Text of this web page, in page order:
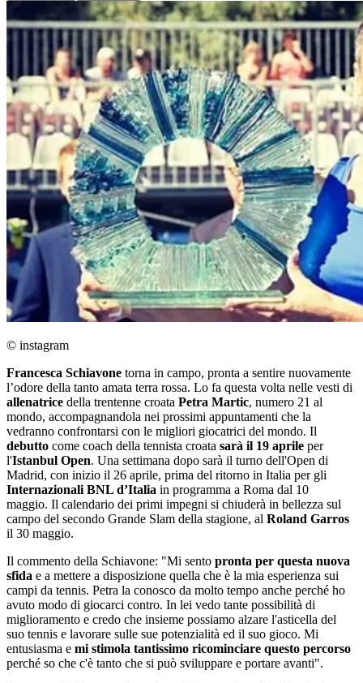
© instagram
Francesca Schiavone torna in campo, pronta a sentire nuovamente
l’odore della tanto amata terra rossa. Lo fa questa volta nelle vesti di
allenatrice della trentenne croata Petra Martic, numero 21 al
mondo, accompagnandola nei prossimi appuntamenti che la
vedranno confrontarsi con le migliori giocatrici del mondo. Il
debutto come coach della tennista croata sarà il 19 aprile per
l'Istanbul Open. Una settimana dopo sarà il turno dell'Open di
Madrid, con inizio il 26 aprile, prima del ritorno in Italia per gli
Internazionali BNL d’Italia in programma a Roma dal 10
maggio. Il calendario dei primi impegni si chiuderà in bellezza sul
campo del secondo Grande Slam della stagione, al Roland Garros
il 30 maggio.
Il commento della Schiavone: "Mi sento pronta per questa nuova
sfida e a mettere a disposizione quella che è la mia esperienza sui
campi da tennis. Petra la conosco da molto tempo anche perché ho
avuto modo di giocarci contro. In lei vedo tante possibilità di
miglioramento e credo che insieme possiamo alzare l'asticella del
suo tennis e lavorare sulle sue potenzialità ed il suo gioco. Mi
entusiasma e mi stimola tantissimo ricominciare questo percorso
perché so che c'è tanto che si può sviluppare e portare avanti".